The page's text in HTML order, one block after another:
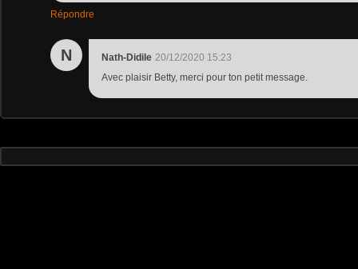
Répondre
N Nath-Didile 20/12/2020 15:23
Avec plaisir Betty, merci pour ton petit message.